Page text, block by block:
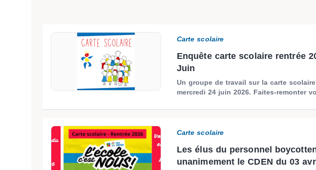
Carte scolaire
Enquête carte scolaire rentrée
Juin
Un groupe de travail sur la carte
mercredi 24 juin 2026. Faites-remonter
Carte scolaire
Les élus du personnel
unanimement le CDEN du 03